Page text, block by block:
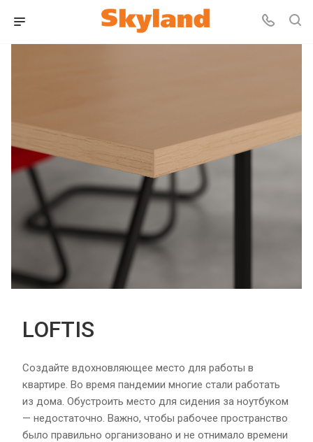
LOFTIS
Создайте вдохновляющее место для работы в
квартире. Во время пандемии многие стали работать
из дома. Обустроить место для сидения за ноутбуком
— недостаточно. Важно, чтобы рабочее пространство
было правильно организовано и не отнимало времени